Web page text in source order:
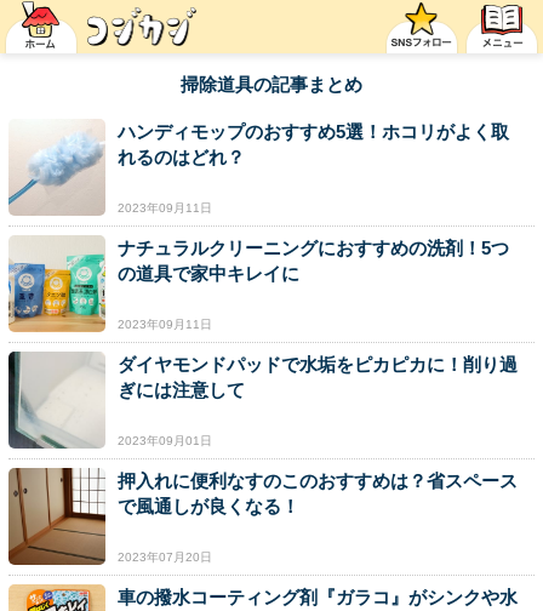
掃除道具の記事まとめ
ハンディモップのおすすめ5選！ホコリがよく取
れるのはどれ？
2023年09月11日
ナチュラルクリーニングにおすすめの洗剤！5つ
の道具で家中キレイに
2023年09月11日
ダイヤモンドパッドで水垢をピカピカに！削り過
ぎには注意して
2023年09月01日
押入れに便利なすのこのおすすめは？省スペース
で風通しが良くなる！
2023年07月20日
車の撥水コーティング剤『ガラコ』がシンクや水